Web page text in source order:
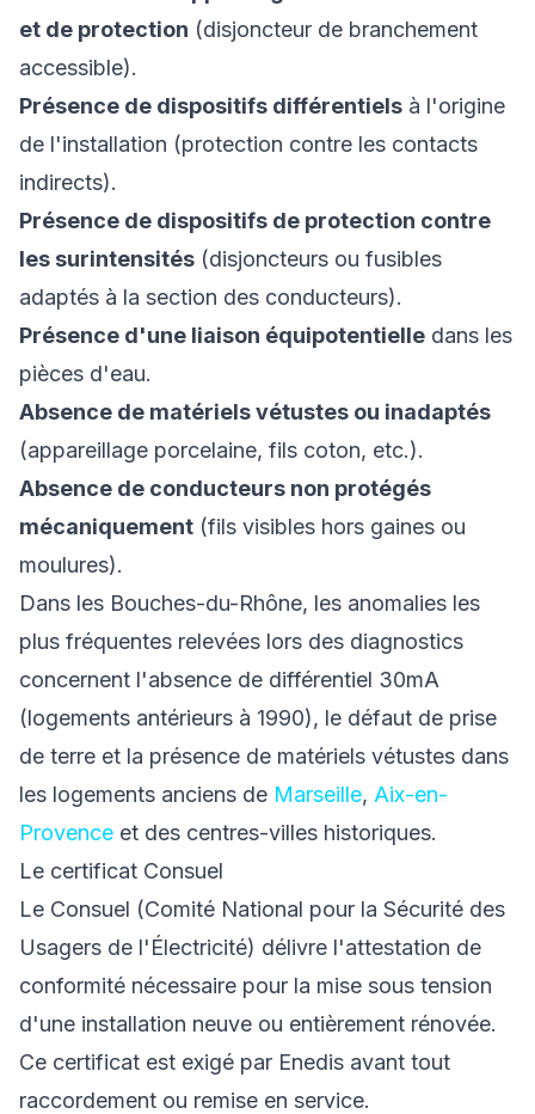
et de protection (disjoncteur de branchement
accessible).
Présence de dispositifs différentiels à l'origine
de l'installation (protection contre les contacts
indirects).
Présence de dispositifs de protection contre
les surintensités (disjoncteurs ou fusibles
adaptés à la section des conducteurs).
Présence d'une liaison équipotentielle dans les
pièces d'eau.
Absence de matériels vétustes ou inadaptés
(appareillage porcelaine, fils coton, etc.).
Absence de conducteurs non protégés
mécaniquement (fils visibles hors gaines ou
moulures).
Dans les Bouches-du-Rhône, les anomalies les
plus fréquentes relevées lors des diagnostics
concernent l'absence de différentiel 30mA
(logements antérieurs à 1990), le défaut de prise
de terre et la présence de matériels vétustes dans
les logements anciens de Marseille, Aix-en-
Provence et des centres-villes historiques.
Le certificat Consuel
Le Consuel (Comité National pour la Sécurité des
Usagers de l'Électricité) délivre l'attestation de
conformité nécessaire pour la mise sous tension
d'une installation neuve ou entièrement rénovée.
Ce certificat est exigé par Enedis avant tout
raccordement ou remise en service.